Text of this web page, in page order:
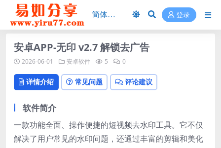
登录
安卓APP-无印 v2.7 解锁去广告
2026-06-01 安卓软件 5 0
详情介绍 常见问题 评论建议
软件简介
一款功能全面、操作便捷的短视频去水印工具。它不仅
解决了用户常见的水印问题，还通过丰富的剪辑和美化